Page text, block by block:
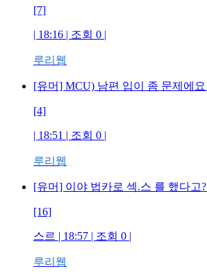
[7]
| 18:16 | 조회 0 |
루리웹
[유머] MCU) 남편 입이 좀 문제에요
[4]
| 18:51 | 조회 0 |
루리웹
[유머] 이야 법카로 섹.스 를 했다고?
[16]
스르 | 18:57 | 조회 0 |
루리웹